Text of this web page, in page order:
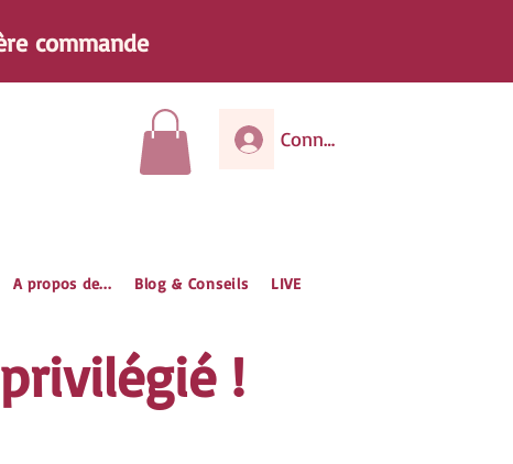
commande
Connexion
A propos de... Blog & Conseils LIVE
!